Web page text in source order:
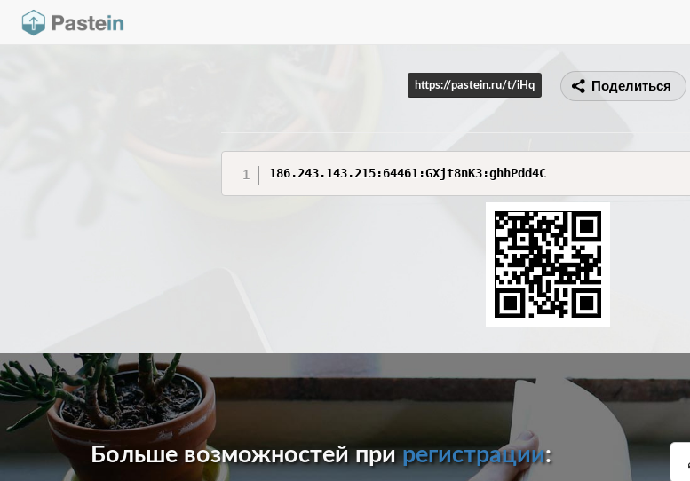
https://pastein.ru/t/iHq Поделиться
186.243.143.215:64461:GXjt8nK3:ghhPdd4C
Больше возможностей прирегистрации: